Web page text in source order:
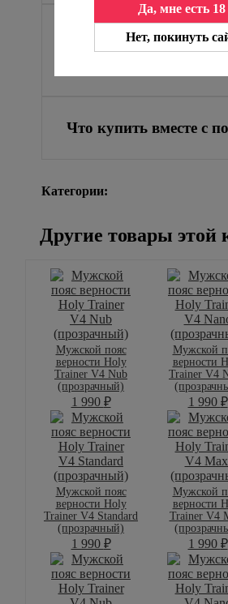
Да, мне есть 18
Нет, покинуть
Как надеть
Что купить вместе с
Категории:
Другие товары этой
Мужской пояс
верности Holy
Trainer V4 Nub
(прозрачный)
1 990 ₽
Мужской
верности
Trainer V4
1 990 ₽
Мужской пояс
верности Holy
Trainer V4 Standard
(прозрачный)
1 990 ₽
Мужской
верности
Trainer V4
1 990 ₽